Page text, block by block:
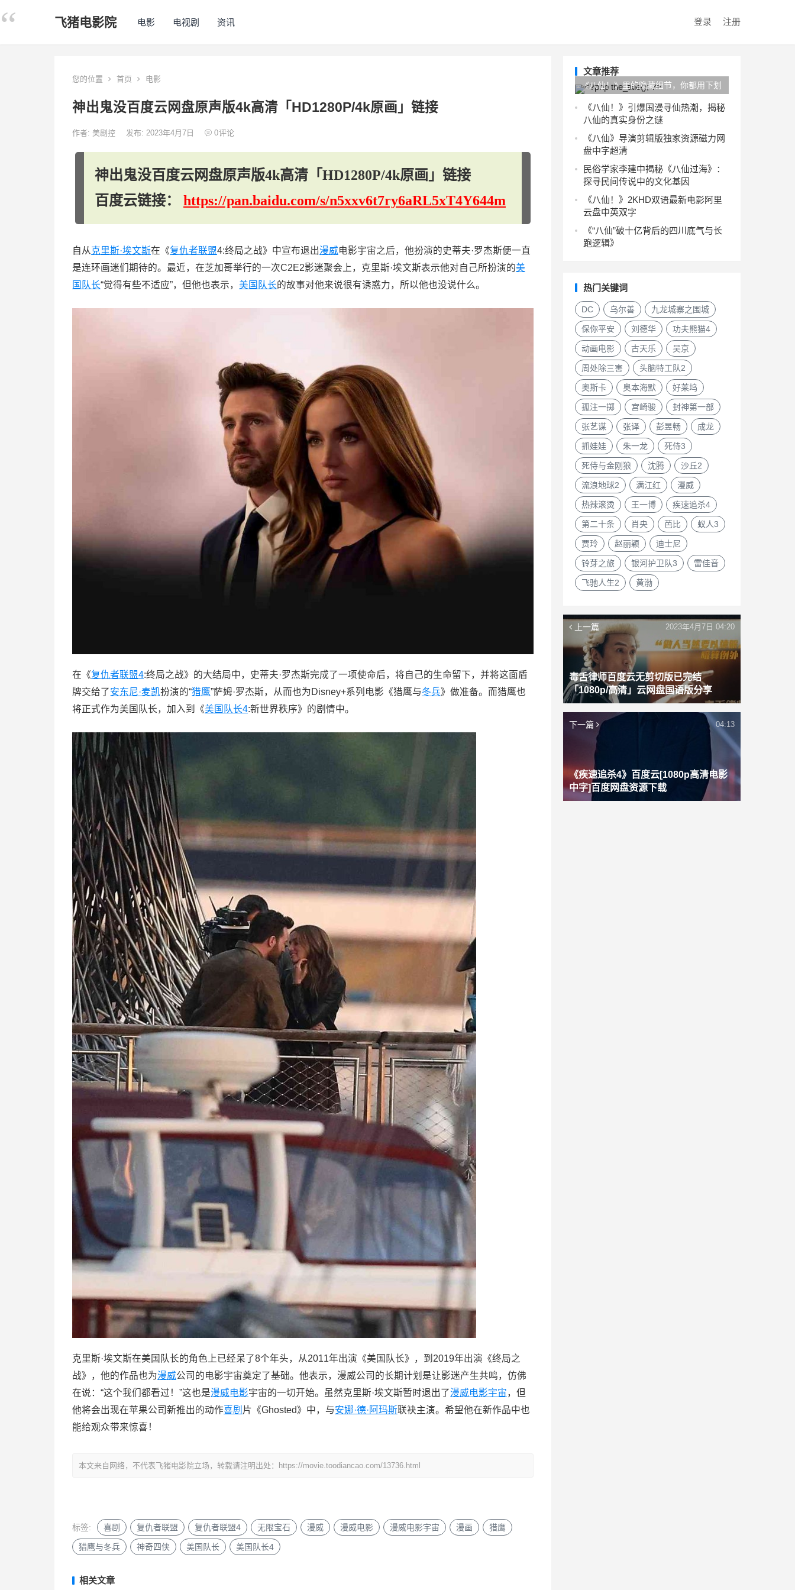
飞猪电影院 电影 电视剧 资讯 登录 注册
您的位置 首页 电影
神出鬼没百度云网盘原声版4k高清「HD1280P/4k原画」链接
作者: 美剧控 发布: 2023年4月7日 0评论
神出鬼没百度云网盘原声版4k高清「HD1280P/4k原画」链接
百度云链接： https://pan.baidu.com/s/n5xxv6t7ry6aRL5xT4Y644m
自从克里斯·埃文斯在《复仇者联盟4:终局之战》中宣布退出漫威电影宇宙之后，他扮演的史蒂夫·罗杰斯便一直
是连环画迷们期待的。最近，在芝加哥举行的一次C2E2影迷聚会上，克里斯·埃文斯表示他对自己所扮演的美
国队长“觉得有些不适应”，但他也表示， 美国队长的故事对他来说很有诱惑力，所以他也没说什么。
在《复仇者联盟4:终局之战》的大结局中，史蒂夫·罗杰斯完成了一项使命后，将自己的生命留下，并将这面盾
牌交给了安东尼·麦凯扮演的“猎鹰”萨姆·罗杰斯，从而也为Disney+系列电影《猎鹰与冬兵》做准备。而猎鹰也
将正式作为美国队长，加入到《美国队长4:新世界秩序》的剧情中。
克里斯·埃文斯在美国队长的角色上已经呆了8个年头，从2011年出演《美国队长》，到2019年出演《终局之
战》，他的作品也为漫威公司的电影宇宙奠定了基础。他表示，漫威公司的长期计划是让影迷产生共鸣，仿佛
在说：“这个我们都看过！”这也是漫威电影宇宙的一切开始。虽然克里斯·埃文斯暂时退出了漫威电影宇宙，但
他将会出现在苹果公司新推出的动作喜剧 片《Ghosted》中，与安娜·德·阿玛斯联袂主演。希望他在新作品中也
能给观众带来惊喜！
本文来自网络，不代表飞猪电影院立场，转载请注明出处：https://movie.toodiancao.com/13736.html
标签: 喜剧 复仇者联盟 复仇者联盟4 无限宝石 漫威 漫威电影 漫威电影宇宙 漫画 猎鹰
猎鹰与冬兵 神奇四侠 美国队长 美国队长4
相关文章
文章推荐
《八仙！》里的隐藏细节，你都用下划
线标出来了吗？
《八仙！》引爆国漫寻仙热潮，揭秘
八仙的真实身份之谜
《八仙》导演剪辑版独家资源磁力网
盘中字超清
民俗学家李建中揭秘《八仙过海》：
探寻民间传说中的文化基因
《八仙！》2KHD双语最新电影阿里
云盘中英双字
《“八仙”破十亿背后的四川底气与长
跑逻辑》
热门关键词
DC 乌尔善 九龙城寨之围城
保你平安 刘德华 功夫熊猫4
动画电影 古天乐 吴京
周处除三害 头脑特工队2
奥斯卡 奥本海默 好莱坞
孤注一掷 宫崎骏 封神第一部
张艺谋 张译 彭昱畅 成龙
抓娃娃 朱一龙 死侍3
死侍与金刚狼 沈腾 沙丘2
流浪地球2 满江红 漫威
热辣滚烫 王一博 疾速追杀4
第二十条 肖央 芭比 蚁人3
贾玲 赵丽颖 迪士尼
铃芽之旅 银河护卫队3 雷佳音
飞驰人生2 黄渤
上一篇
毒舌律师百度云无剪切版已完结
「1080p/高清」云网盘国语版分享
2023年4月7日 04:20
下一篇
《疾速追杀4》百度云[1080p高清电影
中字]百度网盘资源下载
04:13